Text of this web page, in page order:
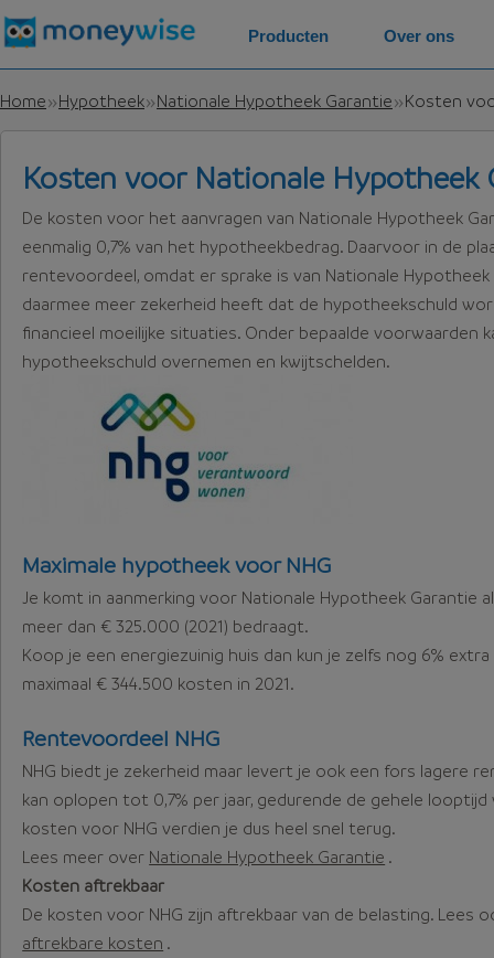
Home Hypotheek Nationale Hypotheek Garantie Kosten
Kosten voor Nationale Hypotheek
De kosten voor het aanvragen van Nationale Hypotheek
eenmalig 0,7% van het hypotheekbedrag. Daarvoor in de
rentevoordeel, omdat er sprake is van Nationale Hypotheek
daarmee meer zekerheid heeft dat de hypotheekschuld
financieel moeilijke situaties. Onder bepaalde voorwaarden
hypotheekschuld overnemen en kwijtschelden.
Maximale hypotheek voor NHG
Je komt in aanmerking voor Nationale Hypotheek Garantie
meer dan € 325.000 (2021) bedraagt.
Koop je een energiezuinig huis dan kun je zelfs nog 6%
maximaal € 344.500 kosten in 2021.
Rentevoordeel NHG
NHG biedt je zekerheid maar levert je ook een fors lagere
kan oplopen tot 0,7% per jaar, gedurende de gehele
kosten voor NHG verdien je dus heel snel terug.
Lees meer over Nationale Hypotheek Garantie .
Kosten aftrekbaar
De kosten voor NHG zijn aftrekbaar van de belasting. Lees
aftrekbare kosten .
Producten Over ons